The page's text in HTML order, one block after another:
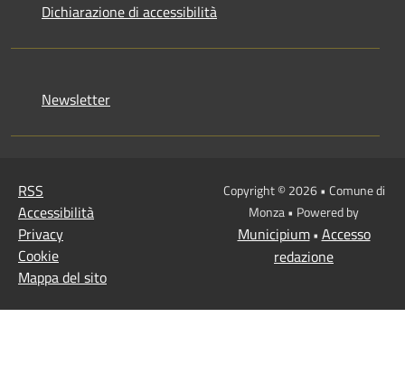
Dichiarazione di accessibilità
Newsletter
RSS
Accessibilità
Privacy
Cookie
Mappa del sito
Copyright © 2026 • Comune di
Monza • Powered by
Municipium• Accesso
redazione